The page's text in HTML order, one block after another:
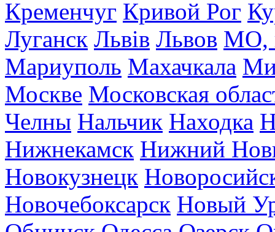
Кременчуг Кривой Рог
Луганск Львів Львов МО,
Мариуполь Махачкала
Москве Московская
Челны Нальчик Находка
Нижнекамск Нижний
Новокузнецк
Новочебоксарск Новый